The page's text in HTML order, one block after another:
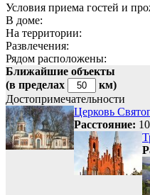
Условия приема гостей и
В доме:
На территории:
Развлечения:
Рядом расположены:
Ближайшие объекты
(в пределах
км)
Достопримечательности
Церковь
Расстояние: